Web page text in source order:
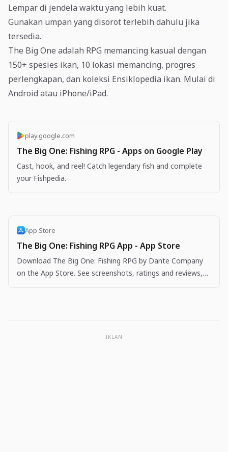
Lempar di jendela waktu yang lebih kuat.
Gunakan umpan yang disorot terlebih dahulu jika
tersedia.
The Big One adalah RPG memancing kasual dengan
150+ spesies ikan, 10 lokasi memancing, progres
perlengkapan, dan koleksi Ensiklopedia ikan. Mulai di
Android atau iPhone/iPad.
play.google.com
The Big One: Fishing RPG - Apps on Google Play
Cast, hook, and reel! Catch legendary fish and complete
your Fishpedia.
App Store
The Big One: Fishing RPG App - App Store
Download The Big One: Fishing RPG by Dante Company
on the App Store. See screenshots, ratings and reviews,
IKLAN